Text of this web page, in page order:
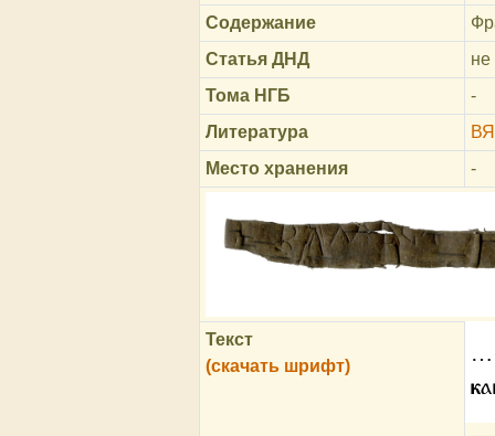
Содержание
Статья ДНД
Тома НГБ
-
Литература
Место хранения
-
Текст
(скачать шрифт)
…